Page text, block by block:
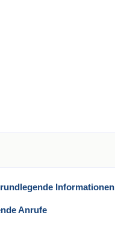
Informationen
Anrufe